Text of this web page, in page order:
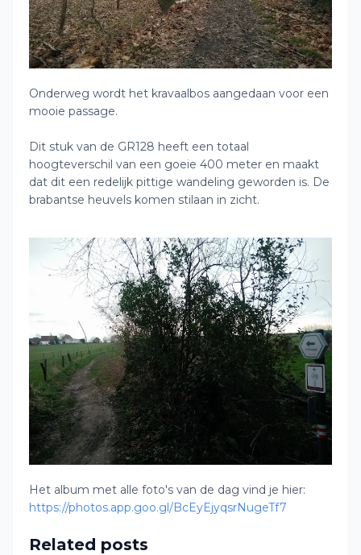
Onderweg wordt het kravaalbos aangedaan voor een
mooie passage.
Dit stuk van de GR128 heeft een totaal
hoogteverschil van een goeie 400 meter en maakt
dat dit een redelijk pittige wandeling geworden is. De
brabantse heuvels komen stilaan in zicht.
Het album met alle foto's van de dag vind je hier:
https://photos.app.goo.gl/BcEyEjyqsrNugeTf7
Related posts